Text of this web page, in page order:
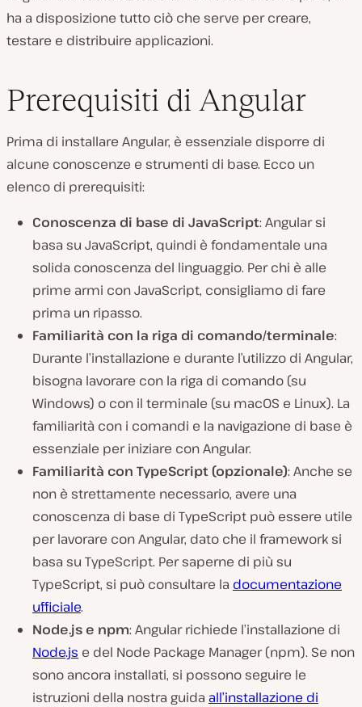
ha a disposizione tutto ciò che serve per creare,
testare e distribuire applicazioni.
Prerequisiti di Angular
Prima di installare Angular, è essenziale disporre di
alcune conoscenze e strumenti di base. Ecco un
elenco di prerequisiti:
Conoscenza di base di JavaScript: Angular si
basa su JavaScript, quindi è fondamentale una
solida conoscenza del linguaggio. Per chi è alle
prime armi con JavaScript, consigliamo di fare
prima un ripasso.
Familiarità con la riga di comando/terminale:
Durante l’installazione e durante l’utilizzo di Angular,
bisogna lavorare con la riga di comando (su
Windows) o con il terminale (su macOS e Linux). La
familiarità con i comandi e la navigazione di base è
essenziale per iniziare con Angular.
Familiarità con TypeScript (opzionale): Anche se
non è strettamente necessario, avere una
conoscenza di base di TypeScript può essere utile
per lavorare con Angular, dato che il framework si
basa su TypeScript. Per saperne di più su
TypeScript, si può consultare la documentazione
ufficiale.
Node.js e npm: Angular richiede l’installazione di
Node.js e del Node Package Manager (npm). Se non
sono ancora installati, si possono seguire le
istruzioni della nostra guida all’installazione di